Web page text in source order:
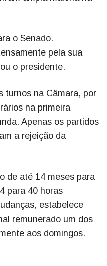
o Senado.
pela sua
o presidente.
turnos na Câmara, por
na primeira
Apenas os partidos
a rejeição da
de até 14 meses para
para 40 horas
estabelece
remunerado um dos
aos domingos.